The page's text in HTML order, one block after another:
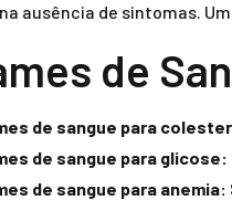
ausência de sintomas.
de
de sangue para
de sangue para glicose:
de sangue para anemia: